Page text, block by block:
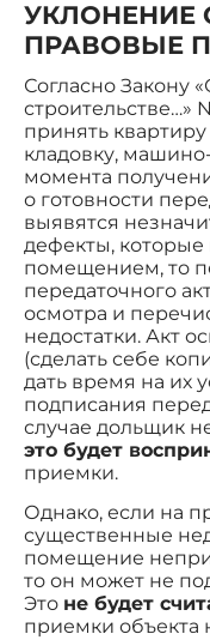
УКЛОНЕНИЕ
ПРАВОВЫЕ
Согласно Закону
принять
кладовку,
момента
о готовности
выявятся
дефекты,
помещением, то
передаточного
осмотра и
недостатки. Акт
(сделать себе
дать время на их
подписания
случае дольщик
это будет
приемки.
Однако, если на
существенные
помещение
то он может не
Это не будет
приемки объекта